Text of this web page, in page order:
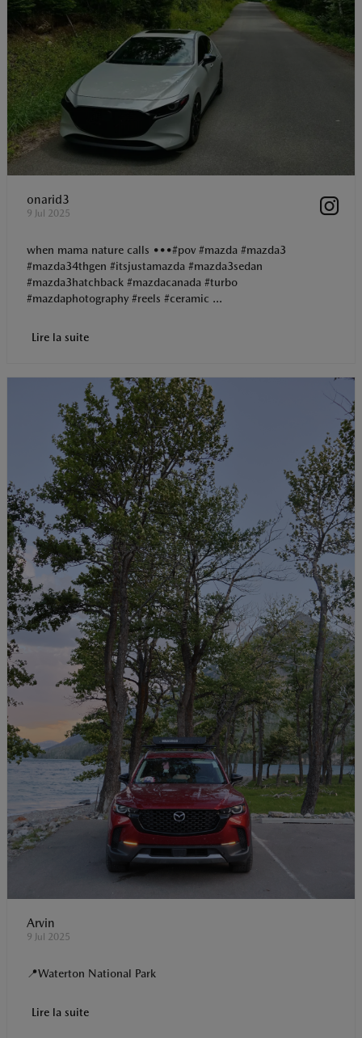
onarid3
9 Jul 2025
when mama nature calls •••#pov #mazda #mazda3
#mazda34thgen #itsjustamazda #mazda3sedan
#mazda3hatchback #mazdacanada #turbo
#mazdaphotography #reels #ceramic ...
Lire la suite
Arvin
9 Jul 2025
📍Waterton National Park
Lire la suite
p e